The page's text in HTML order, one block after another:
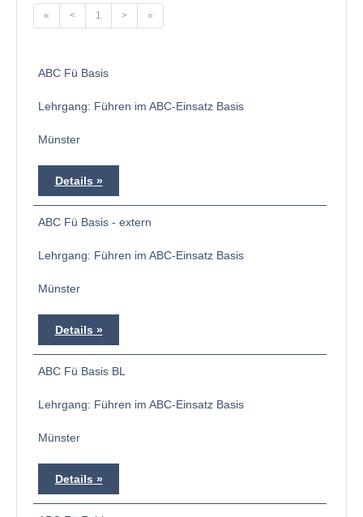
« < 1 > »
ABC Fü Basis
Lehrgang: Führen im ABC-Einsatz Basis
Münster
Details
ABC Fü Basis - extern
Lehrgang: Führen im ABC-Einsatz Basis
Münster
Details
ABC Fü Basis BL
Lehrgang: Führen im ABC-Einsatz Basis
Münster
Details